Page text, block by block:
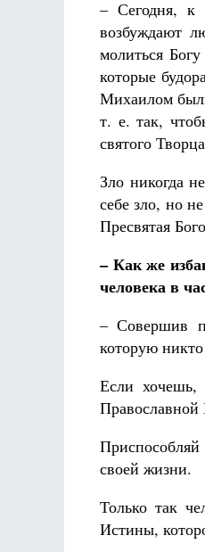
– Сегодня, к
возбуждают
молиться
которые
Михаилом
т. е. так,
святого
Зло никогда
себе зло, но
Пресвятая
– Как же
человека в
– Совершив
которую
Если хочешь,
Православной
своей жизни.
Только так
Истины,